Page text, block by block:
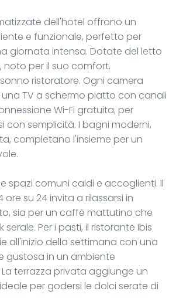
dell'hotel offrono un
e funzionale, perfetto per
giornata intensa. Dotate del letto
noto per il suo comfort,
ristoratore. Ogni camera
TV a schermo piatto con canali
Wi-Fi gratuita, per
con semplicità. I bagni moderni,
completano l'insieme per un
spazi comuni caldi e accoglienti. Il
su 24 invita a rilassarsi in
sia per un caffè mattutino che
serale. Per i pasti, il ristorante Ibis
all'inizio della settimana con una
gustosa in un ambiente
terrazza privata aggiunge un
per godersi le dolci serate di